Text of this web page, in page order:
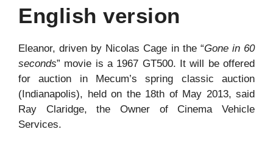
English version
Eleanor, driven by Nicolas Cage in the “Gone in 60
seconds” movie is a 1967 GT500. It will be offered
for auction in Mecum’s spring classic auction
(Indianapolis), held on the 18th of May 2013, said
Ray Claridge, the Owner of Cinema Vehicle
Services.